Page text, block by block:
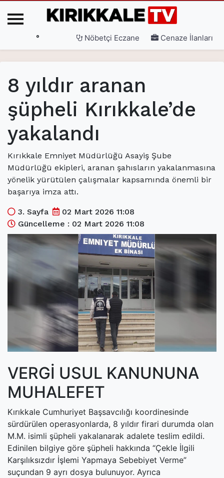
3. Sayfa(current)
Gündem(current)
Siyaset(current)
Ekonomi(current)
Spor(current)
Sağlık(current)
(current)
Teknoloji (current)
Özel Haber (current)
(current)
Yerel(current)
İller(current)
° Nöbetçi Eczane Cenaze İlanları
8 yıldır aranan
şüpheli Kırıkkale’de
yakalandı
Kırıkkale Emniyet Müdürlüğü Asayiş Şube
Müdürlüğü ekipleri, aranan şahısların yakalanmasına
yönelik yürütülen çalışmalar kapsamında önemli bir
başarıya imza attı.
3. Sayfa
02 Mart 2026 11:08
Güncelleme : 02 Mart 2026 11:08
VERGİ USUL KANUNUNA
MUHALEFET
Kırıkkale Cumhuriyet Başsavcılığı koordinesinde
sürdürülen operasyonlarda, 8 yıldır firari durumda olan
M.M. isimli şüpheli yakalanarak adalete teslim edildi.
Edinilen bilgiye göre şüpheli hakkında “Çekle İlgili
Karşılıksızdır İşlemi Yapmaya Sebebiyet Verme”
suçundan 9 ayrı dosya bulunuyor. Ayrıca